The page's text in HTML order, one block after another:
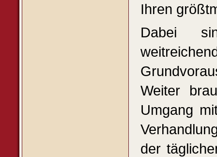
Ihren
Dabei
Weiter
Umgang
der